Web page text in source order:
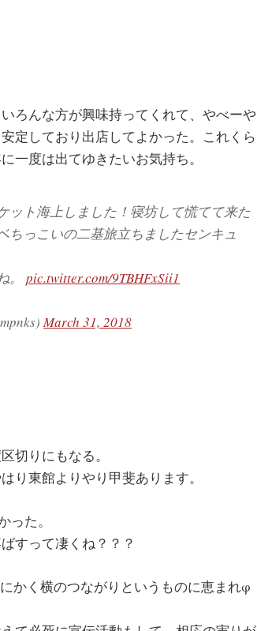
ろんな方が興味持ってくれて、やべーや
定しており出店してよかった。これくら
一度は出てゆきたいお気持ち。
ット海上しました！寝坊して慌てて来た
ちっこいの二基旅立ちましたセンキュ
。 pic.twitter.com/9TBHFxSii1
March 31, 2018
切りにもなる。
り東館よりやり甲斐あります。
た。
すって凄くね？？？
かく横のつながりというものに恵まれφ